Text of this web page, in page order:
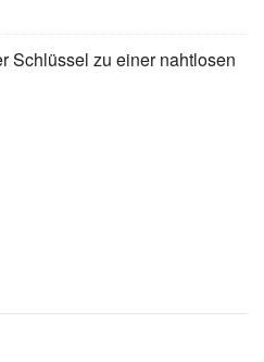
Schlüssel zu einer nahtlosen